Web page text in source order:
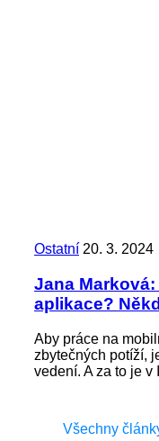
Ostatní 20. 3. 2024
Jana
aplikace?
Aby práce na
zbytečných potíží,
vedení. A za to je v
Všechny